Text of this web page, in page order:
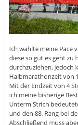
Ich wählte meine Pace
diese so gut es geht zu
durchzuziehen, jedoch
Halbmarathonzeit von
Mit der Endzeit von 4
ich meine bisherige
Unterm Strich
und den 88. Rang bei
Abschließend muss